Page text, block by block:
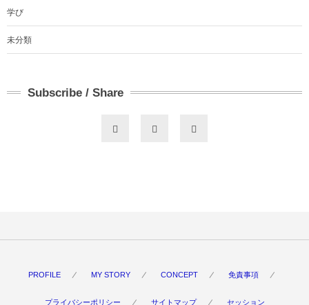
学び
未分類
Subscribe / Share
PROFILE MY STORY CONCEPT 免責事項
プライバシーポリシー サイトマップ セッション